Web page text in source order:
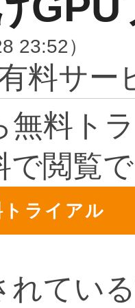
23:52）
料サー
無料ト
で閲覧
トライアル
れてい